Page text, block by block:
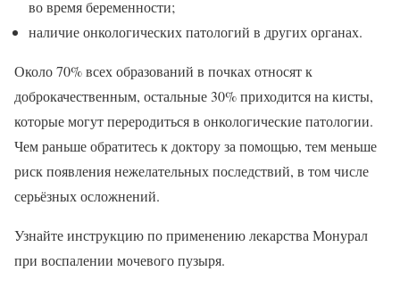
во время беременности;
наличие онкологических патологий в других органах.
Около 70% всех образований в почках относят к
доброкачественным, остальные 30% приходится на кисты,
которые могут переродиться в онкологические патологии.
Чем раньше обратитесь к доктору за помощью, тем меньше
риск появления нежелательных последствий, в том числе
серьёзных осложнений.
Узнайте инструкцию по применению лекарства Монурал
при воспалении мочевого пузыря.